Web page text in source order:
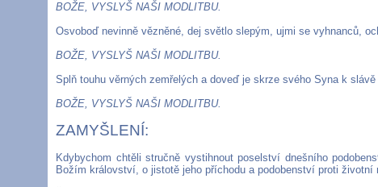
BOŽE, VYSLYŠ NAŠI MODLITBU.
Osvoboď nevinně vězněné, dej světlo slepým, ujmi se vyhnanců,
BOŽE, VYSLYŠ NAŠI MODLITBU.
Splň touhu věrných zemřelých a doveď je skrze svého Syna k
BOŽE, VYSLYŠ NAŠI MODLITBU.
ZAMYŠLENÍ:
Kdybychom chtěli stručně vystihnout poselství dnešního
Božím království, o jistotě jeho příchodu a podobenství proti životní